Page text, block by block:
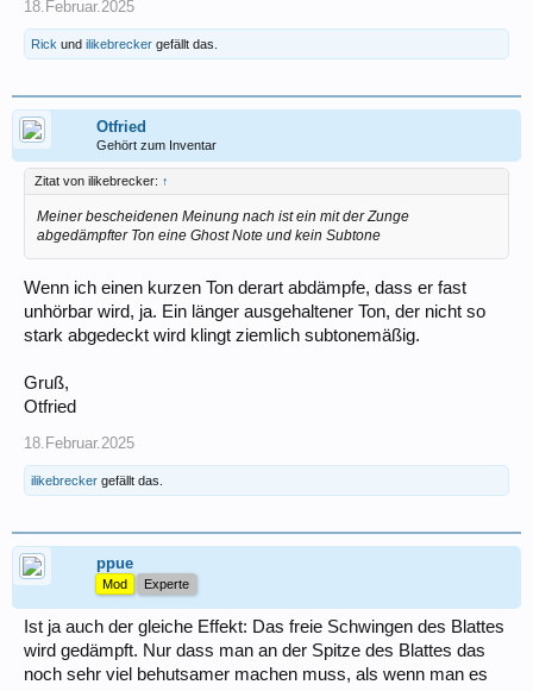
18.Februar.2025
Rick und ilikebrecker gefällt das.
Otfried
Gehört zum Inventar
Zitat von ilikebrecker: ↑
Meiner bescheidenen Meinung nach ist ein mit der Zunge
abgedämpfter Ton eine Ghost Note und kein Subtone
Wenn ich einen kurzen Ton derart abdämpfe, dass er fast
unhörbar wird, ja. Ein länger ausgehaltener Ton, der nicht so
stark abgedeckt wird klingt ziemlich subtonemäßig.
Gruß,
Otfried
18.Februar.2025
ilikebrecker gefällt das.
ppue
Mod Experte
Ist ja auch der gleiche Effekt: Das freie Schwingen des Blattes
wird gedämpft. Nur dass man an der Spitze des Blattes das
noch sehr viel behutsamer machen muss, als wenn man es